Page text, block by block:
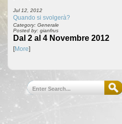
Jul 12, 2012
Quando si svolgerà?
Category: Generale
Posted by: gianfrus
Dal 2 al 4 Novembre 2012
[More]